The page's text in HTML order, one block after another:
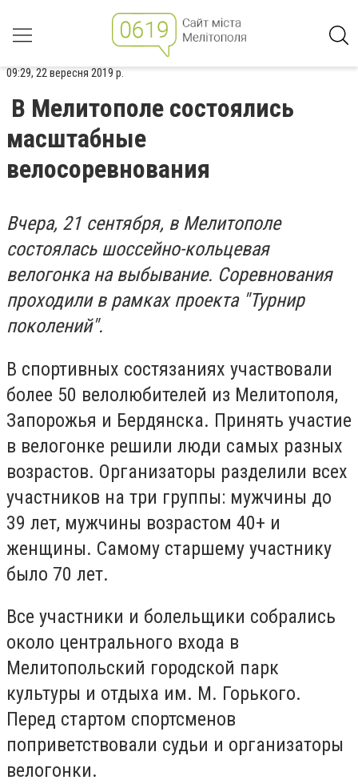
09:29, 22 вересня 2019 р.
В Мелитополе состоялись
масштабные
велосоревнования
Вчера, 21 сентября, в Мелитополе
состоялась шоссейно-кольцевая
велогонка на выбывание. Соревнования
проходили в рамках проекта "Турнир
поколений".
В спортивных состязаниях участвовали
более 50 велолюбителей из Мелитополя,
Запорожья и Бердянска. Принять участие
в велогонке решили люди самых разных
возрастов. Организаторы разделили всех
участников на три группы: мужчины до
39 лет, мужчины возрастом 40+ и
женщины. Самому старшему участнику
было 70 лет.
Все участники и болельщики собрались
около центрального входа в
Мелитопольский городской парк
культуры и отдыха им. М. Горького.
Перед стартом спортсменов
поприветствовали судьи и организаторы
велогонки.